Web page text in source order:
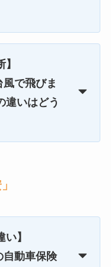
で飛びま
違いはどう
】
自動車保険